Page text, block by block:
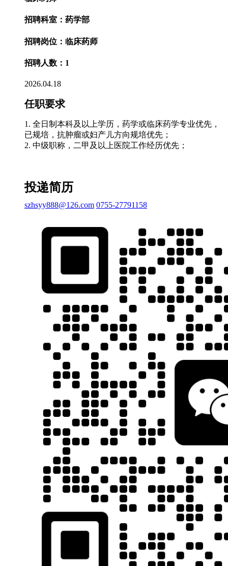
招聘科室：药学部
招聘岗位：临床药师
招聘人数：1
2026.04.18
任职要求
1. 全日制本科及以上学历，药学或临床药学专业优先，
已规培，抗肿瘤或妇产儿方向规培优先；
2. 中级职称，二甲及以上医院工作经历优先；
投递简历
szhsyy888@126.com 0755-27791158